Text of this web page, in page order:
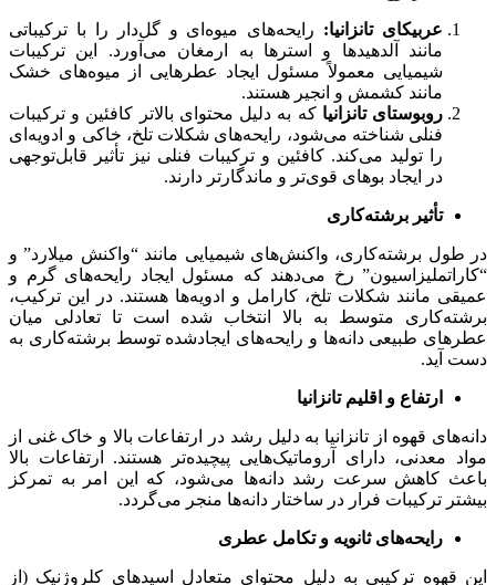
عربیکای تانزانیا: رایحه‌های میوه‌ای و گل‌دار را با ترکیباتی
مانند آلدهیدها و استرها به ارمغان می‌آورد. این ترکیبات
شیمیایی معمولاً مسئول ایجاد عطرهایی از میوه‌های خشک
مانند کشمش و انجیر هستند.
روبوستای تانزانیا که به دلیل محتوای بالاتر کافئین و ترکیبات
فنلی شناخته می‌شود، رایحه‌های شکلات تلخ، خاکی و ادویه‌ای
را تولید می‌کند. کافئین و ترکیبات فنلی نیز تأثیر قابل‌توجهی
در ایجاد بوهای قوی‌تر و ماندگارتر دارند.
تأثیر برشته‌کاری
در طول برشته‌کاری، واکنش‌های شیمیایی مانند “واکنش میلارد” و
“کاراتملیزاسیون” رخ می‌دهند که مسئول ایجاد رایحه‌های گرم و
عمیقی مانند شکلات تلخ، کارامل و ادویه‌ها هستند. در این ترکیب،
برشته‌کاری متوسط به بالا انتخاب شده است تا تعادلی میان
عطرهای طبیعی دانه‌ها و رایحه‌های ایجادشده توسط برشته‌کاری به
دست آید.
ارتفاع و اقلیم تانزانیا
دانه‌های قهوه از تانزانیا به دلیل رشد در ارتفاعات بالا و خاک غنی از
مواد معدنی، دارای آروماتیک‌هایی پیچیده‌تر هستند. ارتفاعات بالا
باعث کاهش سرعت رشد دانه‌ها می‌شود، که این امر به تمرکز
بیشتر ترکیبات فرار در ساختار دانه‌ها منجر می‌گردد.
رایحه‌های ثانویه و تکامل عطری
این قهوه ترکیبی به دلیل محتوای متعادل اسیدهای کلروژنیک (از